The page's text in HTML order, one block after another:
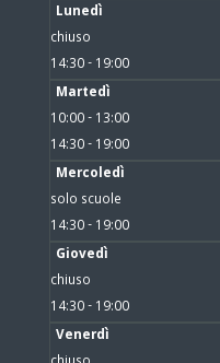
Lunedì
chiuso
14:30 - 19:00
Martedì
10:00 - 13:00
14:30 - 19:00
Mercoledì
solo scuole
14:30 - 19:00
Giovedì
chiuso
14:30 - 19:00
Venerdì